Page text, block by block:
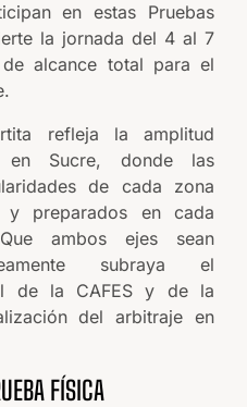
en estas Pruebas
la jornada del 4 al 7
alcance total para el
refleja la amplitud
Sucre, donde las
de cada zona
y preparados en cada
ambos ejes sean
subraya el
de la CAFES y de la
del arbitraje en
FÍSICA